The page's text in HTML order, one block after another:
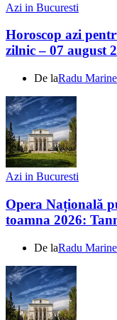
Azi in Bucuresti
Horoscop azi
zilnic – 07 august
De laRadu
Azi in Bucuresti
Opera Națională
toamna 2026:
De laRadu